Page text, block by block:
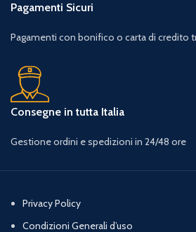
Pagamenti Sicuri
Pagamenti con bonifico o carta di credito
Consegne in tutta Italia
Gestione ordini e spedizioni in 24/48 ore
Privacy Policy
Condizioni Generali d’uso